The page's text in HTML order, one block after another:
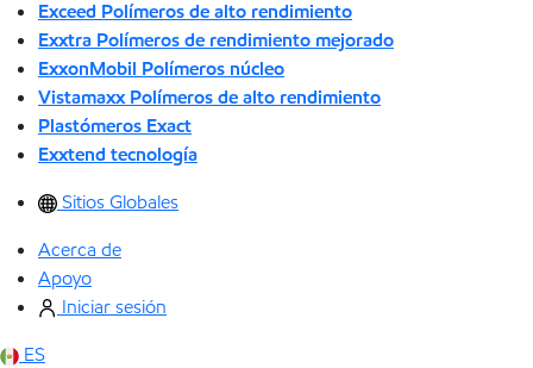
Exceed Polímeros de alto rendimiento
Exxtra Polímeros de rendimiento mejorado
ExxonMobil Polímeros núcleo
Vistamaxx Polímeros de alto rendimiento
Plastómeros Exact
Exxtend tecnología
Sitios Globales
Acerca de
Apoyo
Iniciar sesión
ES